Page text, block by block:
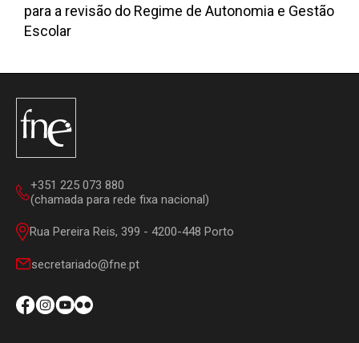
para a revisão do Regime de Autonomia e Gestão
Escolar
+351 225 073 880
(chamada para rede fixa nacional)
Rua Pereira Reis, 399 - 4200-448 Porto
secretariado@fne.pt